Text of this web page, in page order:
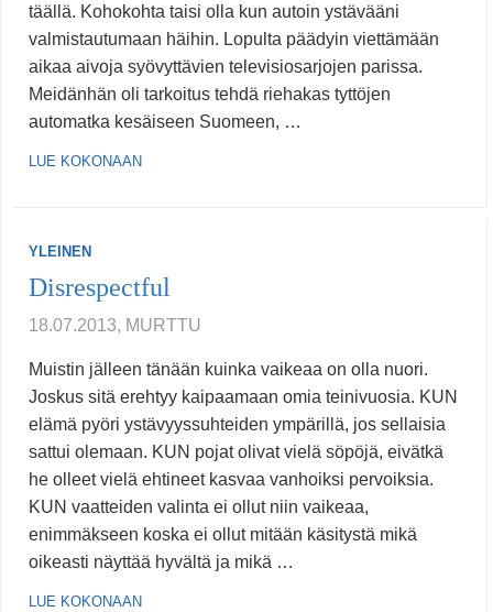
täällä. Kohokohta taisi olla kun autoin ystävääni
valmistautumaan häihin. Lopulta päädyin viettämään
aikaa aivoja syövyttävien televisiosarjojen parissa.
Meidänhän oli tarkoitus tehdä riehakas tyttöjen
automatka kesäiseen Suomeen, …
LUE KOKONAAN
YLEINEN
Disrespectful
18.07.2013, MURTTU
Muistin jälleen tänään kuinka vaikeaa on olla nuori.
Joskus sitä erehtyy kaipaamaan omia teinivuosia. KUN
elämä pyöri ystävyyssuhteiden ympärillä, jos sellaisia
sattui olemaan. KUN pojat olivat vielä söpöjä, eivätkä
he olleet vielä ehtineet kasvaa vanhoiksi pervoiksia.
KUN vaatteiden valinta ei ollut niin vaikeaa,
enimmäkseen koska ei ollut mitään käsitystä mikä
oikeasti näyttää hyvältä ja mikä …
LUE KOKONAAN